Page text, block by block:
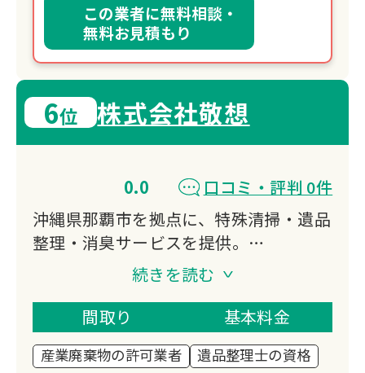
この業者に無料相談・
無料お見積もり
6位 株式会社敬想
0.0
口コミ・評判 0件
沖縄県那覇市を拠点に、特殊清掃・遺品
整理・消臭サービスを提供。
事件現場特殊清掃センター認定と遺品整
理士認定協会認定の資格を持つ専門スタ
ッフが、孤独死現場やゴミ屋敷の清掃な
ど、心を込めてお手伝いします。
沖縄本島全域対応可能です。
続きを読む
間取り
基本料金
産業廃棄物の許可業者
遺品整理士の資格